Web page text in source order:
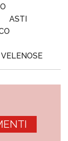
ASTI
VELENOSE